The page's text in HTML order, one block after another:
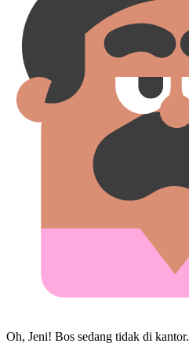
Oh, Jeni! Bos sedang tidak di kantor.